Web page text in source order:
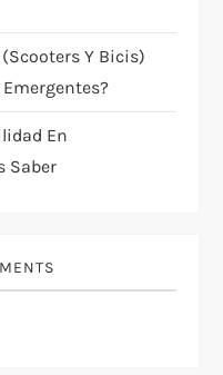
Y Bicis)
En
Saber